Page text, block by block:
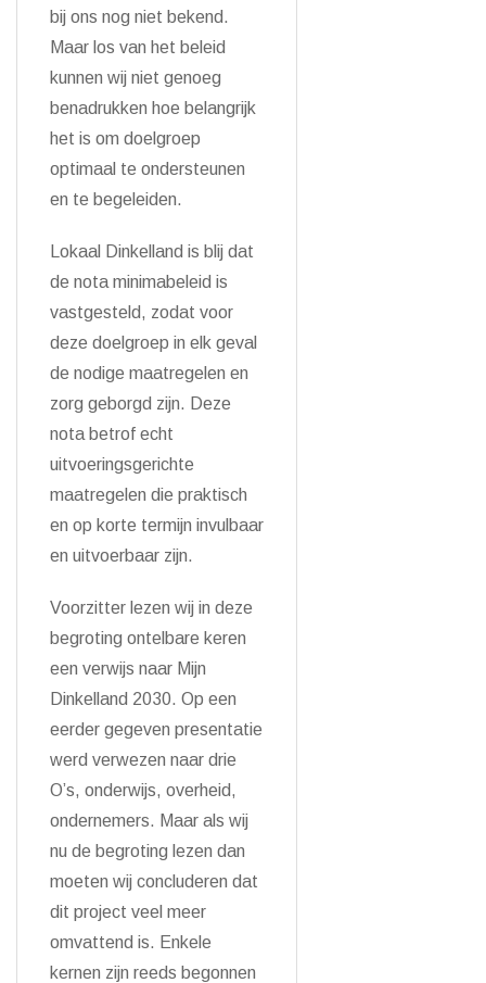
bij ons nog niet bekend.
Maar los van het beleid
kunnen wij niet genoeg
benadrukken hoe belangrijk
het is om doelgroep
optimaal te ondersteunen
en te begeleiden.
Lokaal Dinkelland is blij dat
de nota minimabeleid is
vastgesteld, zodat voor
deze doelgroep in elk geval
de nodige maatregelen en
zorg geborgd zijn. Deze
nota betrof echt
uitvoeringsgerichte
maatregelen die praktisch
en op korte termijn invulbaar
en uitvoerbaar zijn.
Voorzitter lezen wij in deze
begroting ontelbare keren
een verwijs naar Mijn
Dinkelland 2030. Op een
eerder gegeven presentatie
werd verwezen naar drie
O’s, onderwijs, overheid,
ondernemers. Maar als wij
nu de begroting lezen dan
moeten wij concluderen dat
dit project veel meer
omvattend is. Enkele
kernen zijn reeds begonnen